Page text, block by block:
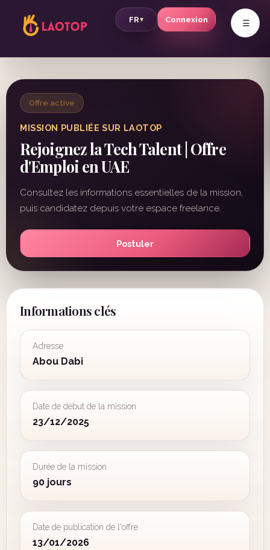
FR▾ Connexion v
Offre active
MISSION PUBLIÉE SUR LAOTOP
Rejoignez la Tech Talent | Offre
d'Emploi en UAE
Consultez les informations essentielles de la mission,
puis candidatez depuis votre espace freelance.
Postuler
Informations clés
Adresse
Abou Dabi
Date de début de la mission
23/12/2025
Durée de la mission
90 jours
Date de publication de l'offre
13/01/2026